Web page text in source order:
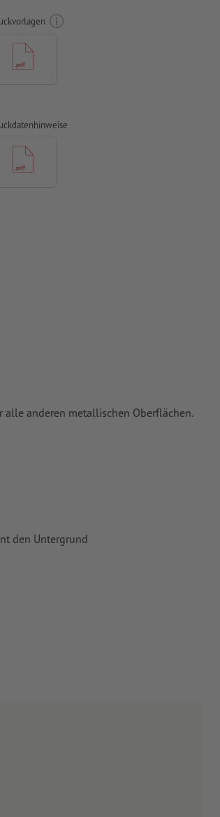
anderen metallischen Oberflächen.
den Untergrund